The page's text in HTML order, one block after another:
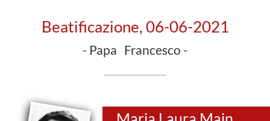
Beatificazione, 06-06-2021
- Papa Francesco -